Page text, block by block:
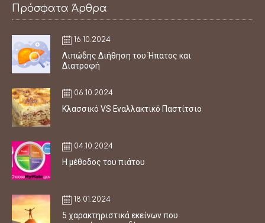
Πρόσφατα Άρθρα
16.10.2024
Λιπώδης Διήθηση του Ήπατος και
Διατροφή
06.10.2024
Κλασσικό VS Εναλλακτικό Παστίτσιο
04.10.2024
Η μέθοδος του πιάτου
18.01.2024
5 χαρακτηριστικά εκείνων που